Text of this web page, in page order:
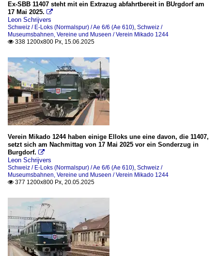
Beromünster
Brig
Lausanne
Sonstige
Bahntechnische Anlagen
Weichen und Gleise
Bildreportagen
Eröffnung Gotthardbasistunnel 2016
Dampfloks (Normalspur)
Sonstige
Spezifikationen der Baureihen
Ae 4/6
Ae 4/7
Ae 6/8 (BLS)
2022
2023
2024
Ex-SBB 11407 steht mit ein Extrazug abfahrtbereit in BUrgdorf am
17 Mai 2025. 
Leon Schrijvers
Schweiz / E-Loks (Normalspur) / Ae 6/6 (Ae 610), Schweiz /
Museumsbahnen, Vereine und Museen / Verein Mikado 1244
 338 1200x800 Px, 15.06.2025
Verein Mikado 1244 haben einige Elloks une eine davon, die 11407,
setzt sich am Nachmittag von 17 Mai 2025 vor ein Sonderzug in
Burgdorf. 
Leon Schrijvers
Schweiz / E-Loks (Normalspur) / Ae 6/6 (Ae 610), Schweiz /
Museumsbahnen, Vereine und Museen / Verein Mikado 1244
 377 1200x800 Px, 20.05.2025